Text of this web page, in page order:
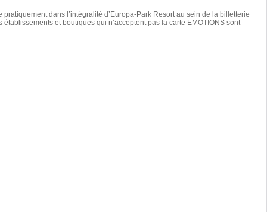
dans l’intégralité d’Europa-Park Resort au sein de la billetterie
et boutiques qui n’acceptent pas la carte EMOTIONS sont